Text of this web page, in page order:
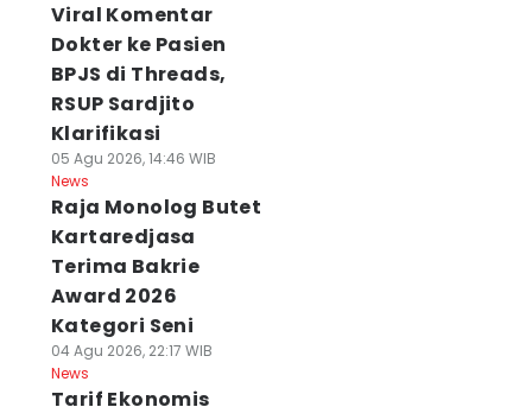
Viral Komentar
Dokter ke Pasien
BPJS di Threads,
RSUP Sardjito
Klarifikasi
05 Agu 2026, 14:46 WIB
News
Raja Monolog Butet
Kartaredjasa
Terima Bakrie
Award 2026
Kategori Seni
04 Agu 2026, 22:17 WIB
News
Tarif Ekonomis